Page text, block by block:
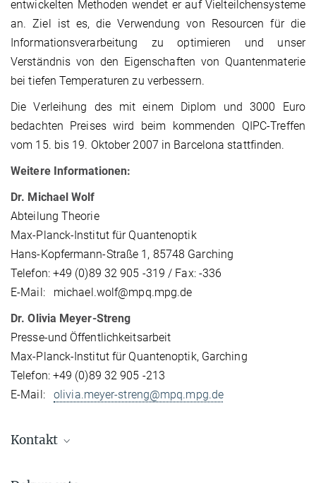
entwickelten Methoden wendet er auf Vielteilchensysteme
an. Ziel ist es, die Verwendung von Resourcen für die
Informationsverarbeitung zu optimieren und unser
Verständnis von den Eigenschaften von Quantenmaterie
bei tiefen Temperaturen zu verbessern.
Die Verleihung des mit einem Diplom und 3000 Euro
bedachten Preises wird beim kommenden QIPC-Treffen
vom 15. bis 19. Oktober 2007 in Barcelona stattfinden.
Weitere Informationen:
Dr. Michael Wolf
Abteilung Theorie
Max-Planck-Institut für Quantenoptik
Hans-Kopfermann-Straße 1, 85748 Garching
Telefon: +49 (0)89 32 905 -319 / Fax: -336
E-Mail: michael.wolf@mpq.mpg.de
Dr. Olivia Meyer-Streng
Presse-und Öffentlichkeitsarbeit
Max-Planck-Institut für Quantenoptik, Garching
Telefon: +49 (0)89 32 905 -213
E-Mail: olivia.meyer-streng@mpq.mpg.de
Kontakt